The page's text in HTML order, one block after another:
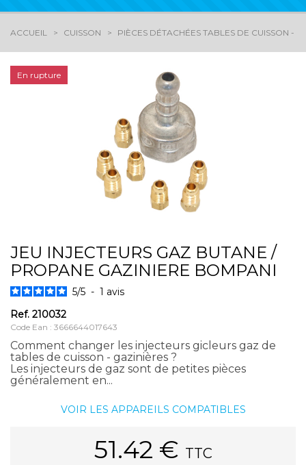
ACCUEIL CUISSON PIÈCES DÉTACHÉES TABLES DE CUISSON -
En rupture
JEU INJECTEURS GAZ BUTANE /
PROPANE GAZINIERE BOMPANI
5/5 - 1 avis
Ref. 210032
Code Ean : 3666644017643
Comment changer les injecteurs gicleurs gaz de
tables de cuisson - gazinières ?
Les injecteurs de gaz sont de petites pièces
généralement en...
VOIR LES APPAREILS COMPATIBLES
51.42 € TTC